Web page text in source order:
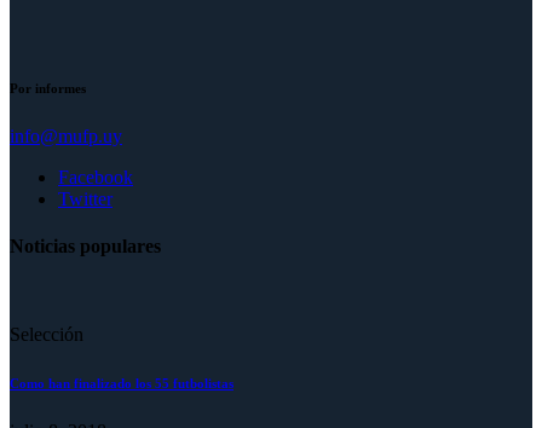
Por informes
info@mufp.uy
Facebook
Twitter
Noticias populares
Selección
Como han finalizado los 55 futbolistas